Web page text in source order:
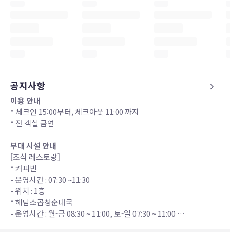
공지사항
이용 안내
* 체크인 15:00부터, 체크아웃 11:00 까지
* 전 객실 금연
부대 시설 안내
[조식 레스토랑]
* 커피빈
- 운영시간 : 07:30 ~11:30
- 위치 : 1층
* 해담소곱창순대국
- 운영시간 : 월-금 08:30 ~ 11:00, 토-일 07:30 ~ 11:00